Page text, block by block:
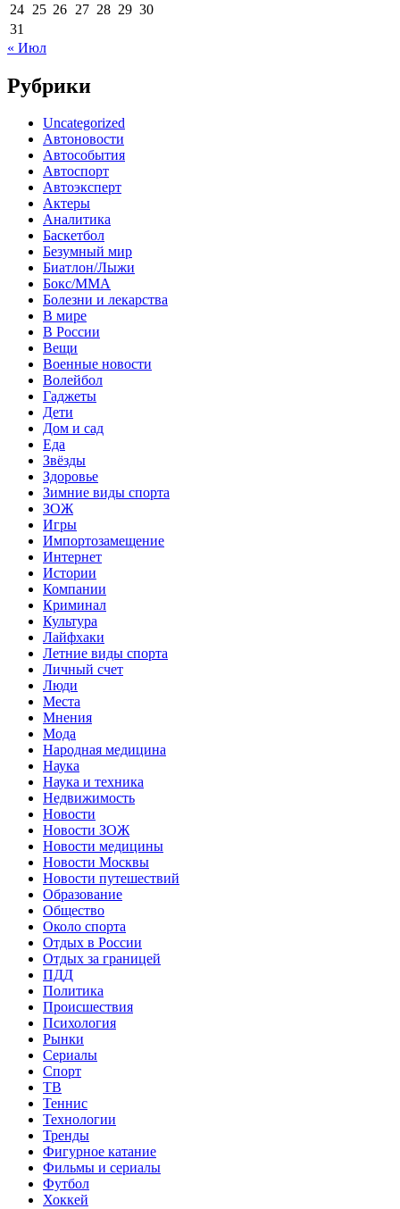
24 25 26 27 28 29 30
31
« Июл
Рубрики
Uncategorized
Автоновости
Автособытия
Автоспорт
Автоэксперт
Актеры
Аналитика
Баскетбол
Безумный мир
Биатлон/Лыжи
Бокс/MMA
Болезни и лекарства
В мире
В России
Вещи
Военные новости
Волейбол
Гаджеты
Дети
Дом и сад
Еда
Звёзды
Здоровье
Зимние виды спорта
ЗОЖ
Игры
Импортозамещение
Интернет
Истории
Компании
Криминал
Культура
Лайфхаки
Летние виды спорта
Личный счет
Люди
Места
Мнения
Мода
Народная медицина
Наука
Наука и техника
Недвижимость
Новости
Новости ЗОЖ
Новости медицины
Новости Москвы
Новости путешествий
Образование
Общество
Около спорта
Отдых в России
Отдых за границей
ПДД
Политика
Происшествия
Психология
Рынки
Сериалы
Спорт
ТВ
Теннис
Технологии
Тренды
Фигурное катание
Фильмы и сериалы
Футбол
Хоккей